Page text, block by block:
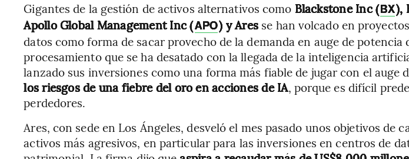
Gigantes de la gestión de activos alternativos como Blackstone Inc (BX),
Apollo Global Management Inc (APO) y Ares se han volcado en
datos como forma de sacar provecho de la demanda en auge de potencia
procesamiento que se ha desatado con la llegada de la inteligencia
lanzado sus inversiones como una forma más fiable de jugar con el auge
los riesgos de una fiebre del oro en acciones de IA, porque es difícil
perdedores.
Ares, con sede en Los Ángeles, desveló el mes pasado unos objetivos de
activos más agresivos, en particular para las inversiones en centros de